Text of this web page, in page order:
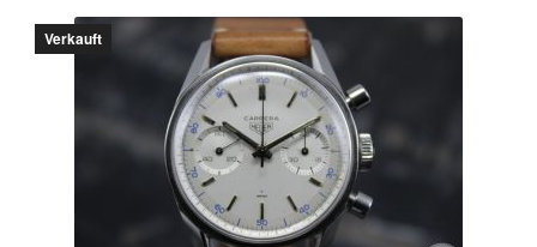
Archiv
Über mich
Kontakt
Verkauft